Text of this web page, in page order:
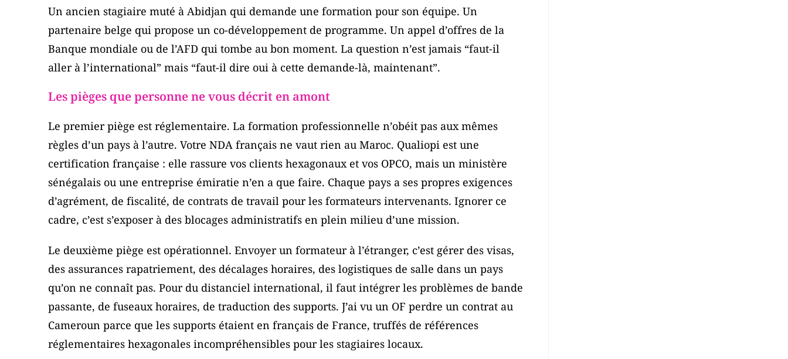
Un ancien stagiaire muté à Abidjan qui demande une formation pour son équipe. Un
partenaire belge qui propose un co-développement de programme. Un appel d’offres de la
Banque mondiale ou de l’AFD qui tombe au bon moment. La question n’est jamais “faut-il
aller à l’international” mais “faut-il dire oui à cette demande-là, maintenant”.
Les pièges que personne ne vous décrit en amont
Le premier piège est réglementaire. La formation professionnelle n’obéit pas aux mêmes
règles d’un pays à l’autre. Votre NDA français ne vaut rien au Maroc. Qualiopi est une
certification française : elle rassure vos clients hexagonaux et vos OPCO, mais un ministère
sénégalais ou une entreprise émiratie n’en a que faire. Chaque pays a ses propres exigences
d’agrément, de fiscalité, de contrats de travail pour les formateurs intervenants. Ignorer ce
cadre, c’est s’exposer à des blocages administratifs en plein milieu d’une mission.
Le deuxième piège est opérationnel. Envoyer un formateur à l’étranger, c’est gérer des visas,
des assurances rapatriement, des décalages horaires, des logistiques de salle dans un pays
qu’on ne connaît pas. Pour du distanciel international, il faut intégrer les problèmes de bande
passante, de fuseaux horaires, de traduction des supports. J’ai vu un OF perdre un contrat au
Cameroun parce que les supports étaient en français de France, truffés de références
réglementaires hexagonales incompréhensibles pour les stagiaires locaux.